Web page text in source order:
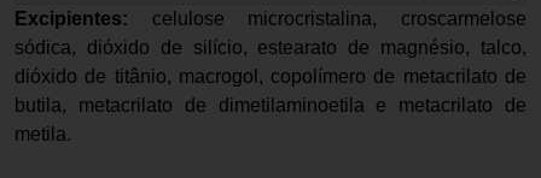
Excipientes: celulose microcristalina, croscarmelose
sódica, dióxido de silício, estearato de magnésio, talco,
dióxido de titânio, macrogol, copolímero de metacrilato de
butila, metacrilato de dimetilaminoetila e metacrilato de
metila.